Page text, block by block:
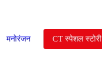
मनोरंजन CT स्पेशल स्टोरी